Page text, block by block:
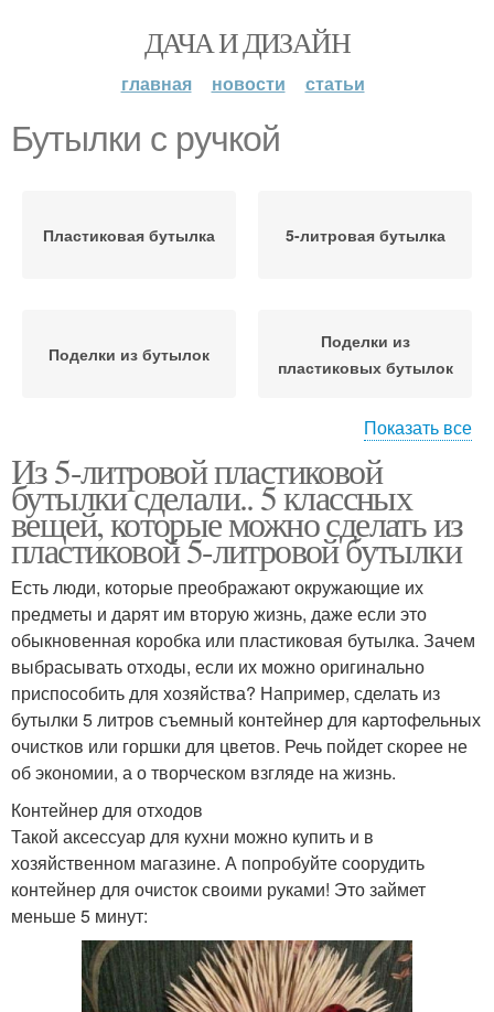
ДАЧА И ДИЗАЙН
главная новости статьи
Бутылки с ручкой
Пластиковая бутылка 5-литровая бутылка
Поделки из бутылок
Поделки из
пластиковых бутылок
Бутылки для сада Птички из бутылок
Пластиковые бутылки
Поделка из
пластиковой бутылки
Бутылки для детского
сада
Кормушка из 5-
литровой бутылки
Клумба из бутылок
пластиковых бутылок
Ваза из пластиковой
бутылки
Показать все
Из 5-литровой пластиковой
бутылки сделали.. 5 классных
вещей, которые можно сделать из
пластиковой 5-литровой бутылки
Есть люди, которые преображают окружающие их
предметы и дарят им вторую жизнь, даже если это
обыкновенная коробка или пластиковая бутылка. Зачем
выбрасывать отходы, если их можно оригинально
приспособить для хозяйства? Например, сделать из
бутылки 5 литров съемный контейнер для картофельных
очистков или горшки для цветов. Речь пойдет скорее не
об экономии, а о творческом взгляде на жизнь.
Контейнер для отходов
Такой аксессуар для кухни можно купить и в
хозяйственном магазине. А попробуйте соорудить
контейнер для очисток своими руками! Это займет
меньше 5 минут: